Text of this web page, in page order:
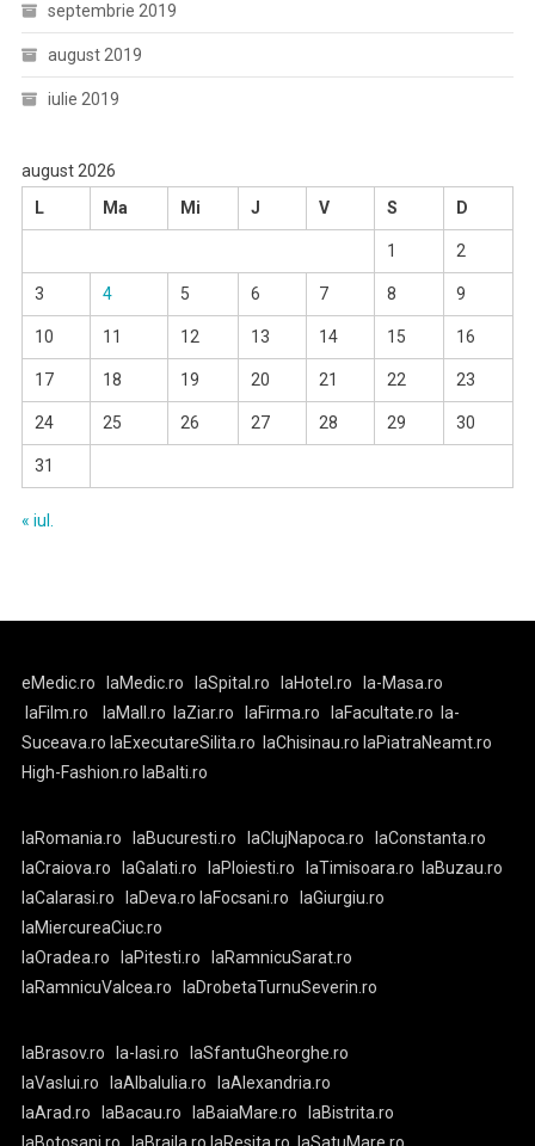
septembrie 2019
august 2019
iulie 2019
august 2026
L
Ma Mi J V S D
1 2
3 4 5 6 7 8 9
10 11 12 13 14 15 16
17 18 19 20 21 22 23
24 25 26 27 28 29 30
31
« iul.
eMedic.ro laMedic.ro laSpital.ro laHotel.ro
la-Masa.ro
laFilm.ro
laMall.ro laZiar.ro laFirma.ro laFacultate.ro
la-
Suceava.ro laExecutareSilita.ro laChisinau.ro laPiatraNeamt.ro
High-Fashion.ro laBalti.ro
laRomania.ro laBucuresti.ro laClujNapoca.ro
laConstanta.ro
laCraiova.ro
laGalati.ro laPloiesti.ro laTimisoara.ro
laBuzau.ro
laCalarasi.ro
laDeva.ro laFocsani.ro
laGiurgiu.ro
laMiercureaCiuc.ro
laOradea.ro
laPitesti.ro
laRamnicuSarat.ro
laRamnicuValcea.ro
laDrobetaTurnuSeverin.ro
laBrasov.ro la-Iasi.ro
laSfantuGheorghe.ro
laVaslui.ro
laAlbaIulia.ro
laAlexandria.ro
laArad.ro
laBacau.ro laBaiaMare.ro
laBistrita.ro